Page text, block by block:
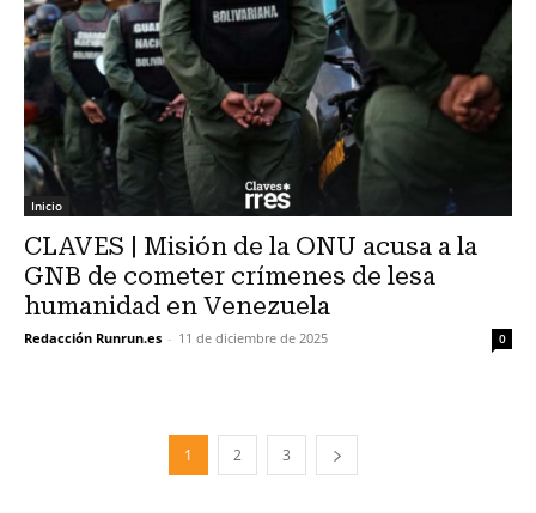
Inicio
CLAVES | Misión de la ONU acusa a la
GNB de cometer crímenes de lesa
humanidad en Venezuela
Redacción Runrun.es - 11 de diciembre de 2025 0
1 2 3